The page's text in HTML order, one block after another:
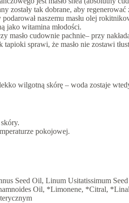
zostały tak dobrane, aby
naszemu masłu olej
jako witamina młodości.
masło cudownie pachnie– przy
sprawi, że masło nie zostawi
wilgotną skórę – woda zostaje
pokojowej.
Seed Oil, Linum Usitatissimum
Oil, *Limonene, *Citral,